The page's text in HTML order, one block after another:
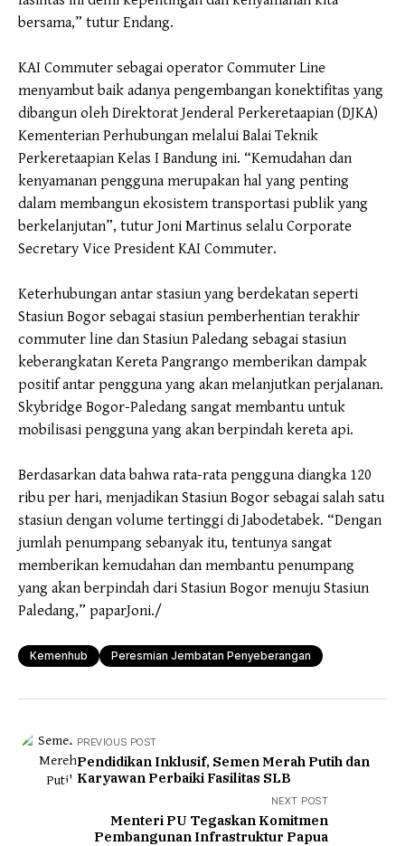
bersama,” tutur Endang.
KAI Commuter sebagai operator Commuter Line
menyambut baik adanya pengembangan konektifitas yang
dibangun oleh Direktorat Jenderal Perkeretaapian (DJKA)
Kementerian Perhubungan melalui Balai Teknik
Perkeretaapian Kelas I Bandung ini. “Kemudahan dan
kenyamanan pengguna merupakan hal yang penting
dalam membangun ekosistem transportasi publik yang
berkelanjutan”, tutur Joni Martinus selalu Corporate
Secretary Vice President KAI Commuter.
Keterhubungan antar stasiun yang berdekatan seperti
Stasiun Bogor sebagai stasiun pemberhentian terakhir
commuter line dan Stasiun Paledang sebagai stasiun
keberangkatan Kereta Pangrango memberikan dampak
positif antar pengguna yang akan melanjutkan perjalanan.
Skybridge Bogor-Paledang sangat membantu untuk
mobilisasi pengguna yang akan berpindah kereta api.
Berdasarkan data bahwa rata-rata pengguna diangka 120
ribu per hari, menjadikan Stasiun Bogor sebagai salah satu
stasiun dengan volume tertinggi di Jabodetabek. “Dengan
jumlah penumpang sebanyak itu, tentunya sangat
memberikan kemudahan dan membantu penumpang
yang akan berpindah dari Stasiun Bogor menuju Stasiun
Paledang,” paparJoni./
Kemenhub Peresmian Jembatan Penyeberangan
PREVIOUS POST
Pendidikan Inklusif, Semen Merah Putih dan
Karyawan Perbaiki Fasilitas SLB
NEXT POST
Menteri PU Tegaskan Komitmen
Pembangunan Infrastruktur Papua